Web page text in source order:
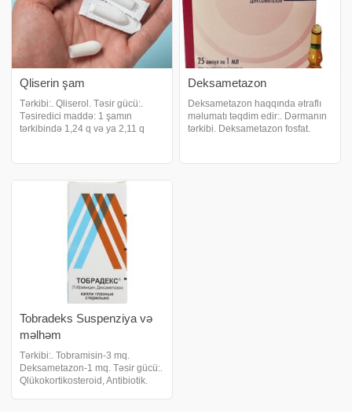
Qliserin şam
Tərkibi:. Qliserol. Təsir gücü:.
Təsiredici maddə: 1 şamın
tərkibində 1,24 q və ya 2,11 q
etiologiyalı qəbizliyin simptomatik
müalicəsi . Defekasiya zamanı gü
Deksametazon
Deksametazon haqqında ətraflı
məlumatı təqdim edir:. Dərmanın
tərkibi. Deksametazon fosfat.
əleyhinə. İstehsal edən ölkə.
Tobradeks Suspenziya və
məlhəm
Tərkibi:. Tobramisin-3 mq.
Deksametazon-1 mq. Təsir gücü:.
Qlükokortikosteroid, Antibiotik.